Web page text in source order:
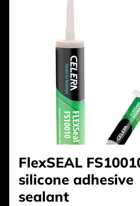
FlexSEAL
silicone adhesive
sealant